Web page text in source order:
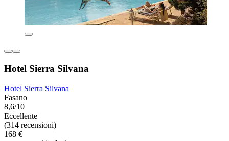
Hotel Sierra Silvana
Hotel Sierra Silvana
Fasano
8,6/10
Eccellente
(314 recensioni)
168 €